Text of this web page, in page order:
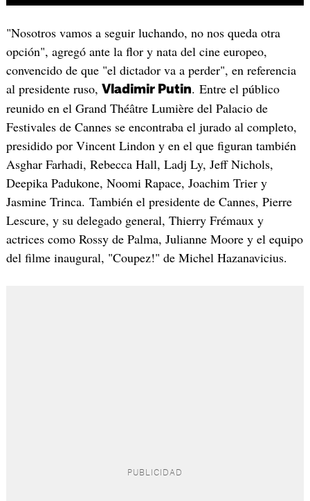
"Nosotros vamos a seguir luchando, no nos queda otra
opción", agregó ante la flor y nata del cine europeo,
convencido de que "el dictador va a perder", en referencia
al presidente ruso, Vladimir Putin. Entre el público
reunido en el Grand Théâtre Lumière del Palacio de
Festivales de Cannes se encontraba el jurado al completo,
presidido por Vincent Lindon y en el que figuran también
Asghar Farhadi, Rebecca Hall, Ladj Ly, Jeff Nichols,
Deepika Padukone, Noomi Rapace, Joachim Trier y
Jasmine Trinca. También el presidente de Cannes, Pierre
Lescure, y su delegado general, Thierry Frémaux y
actrices como Rossy de Palma, Julianne Moore y el equipo
del filme inaugural, "Coupez!" de Michel Hazanavicius.